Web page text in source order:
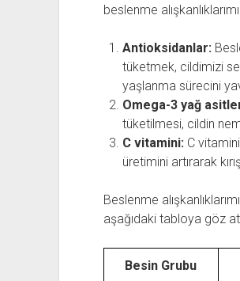
beslenme
Antioksidanlar:
tüketmek, cildimizi
yaşlanma sürecini
Omega-3 yağ
tüketilmesi, cildin
C vitamini:C
üretimini artırarak
Beslenme
aşağıdaki tabloya göz
Besin Grubu